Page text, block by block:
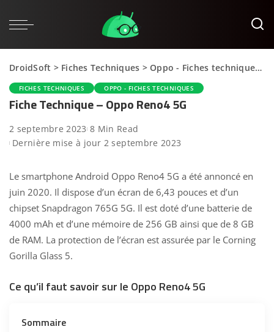
DroidSoft > Fiches Techniques >Oppo - Fiches techniques >
FICHES TECHNIQUES OPPO - FICHES TECHNIQUES
Fiche Technique – Oppo Reno4 5G
2 septembre 2023 8 Min Read
Dernière mise à jour 2 septembre 2023
Le smartphone Android Oppo Reno4 5G a été annoncé en
juin 2020. Il dispose d’un écran de 6,43 pouces et d’un
chipset Snapdragon 765G 5G. Il est doté d’une batterie de
4000 mAh et d’une mémoire de 256 GB ainsi que de 8 GB
de RAM. La protection de l’écran est assurée par le Corning
Gorilla Glass 5.
Ce qu’il faut savoir sur le Oppo Reno4 5G
Sommaire